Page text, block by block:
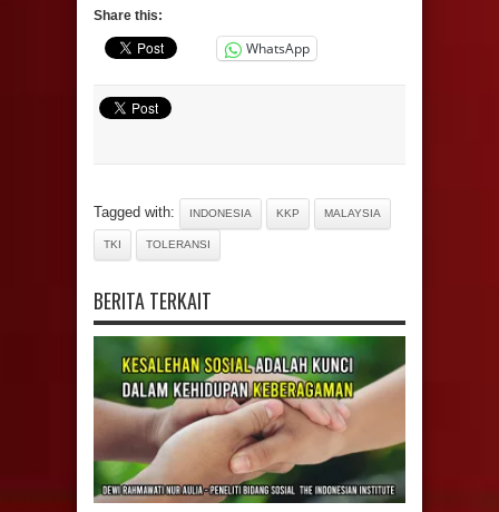
Share this:
WhatsApp
Tagged with: INDONESIA KKP MALAYSIA
TKI TOLERANSI
BERITA TERKAIT